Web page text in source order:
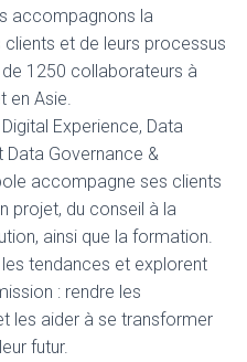
accompagnons la
et de leurs processus
1250 collaborateurs à
en Asie.
Experience, Data
Data Governance &
accompagne ses clients
projet, du conseil à la
ainsi que la formation.
tendances et explorent
: rendre les
les aider à se transformer
futur.